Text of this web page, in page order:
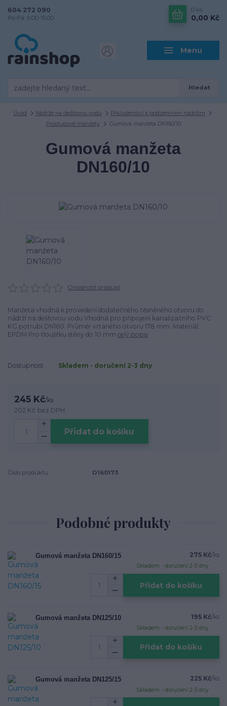
Menu
Hledat
604 272 090
Po-Pá: 9.00-15.00
0 ks
0,00 Kč
Úvod Nádrže na dešťovou vodu
Příslušenství k podzemním nádržím
Prostupové manžety
Gumová manžeta DN160/10
Gumová manžeta
DN160/10
Ohodnotit produkt
Manžeta vhodná k provedení dodatečného těsněného otvoru do
nádrží na dešťovou vodu Vhodná pro připojení kanalizačního PVC
KG potrubí DN160. Průměr vrtaného otvoru 178 mm. Materiál:
EPDM Pro tloušťku stěny do 10 mm celý popis
Dostupnost Skladem - doručení 2-3 dny
245 Kč/ks
202 Kč bez DPH
Přidat do košíku
Číslo produktu: D160173
Podobné produkty
Gumová manžeta DN160/15 275 Kč/ks
Skladem - doručení 2-3 dny
Přidat do košíku
Gumová manžeta DN125/10 195 Kč/ks
Skladem - doručení 2-3 dny
Přidat do košíku
Gumová manžeta DN125/15 225 Kč/ks
Skladem - doručení 2-3 dny